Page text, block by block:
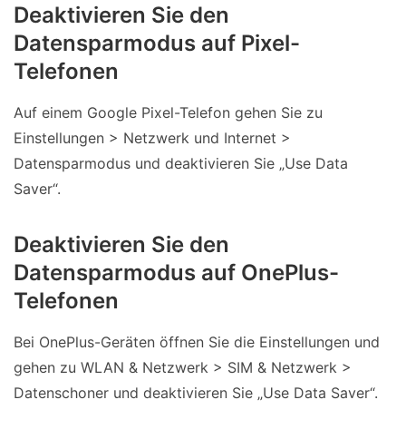
Deaktivieren Sie den
Datensparmodus auf Pixel-
Telefonen
Auf einem Google Pixel-Telefon gehen Sie zu
Einstellungen > Netzwerk und Internet >
Datensparmodus und deaktivieren Sie „Use Data
Saver“.
Deaktivieren Sie den
Datensparmodus auf OnePlus-
Telefonen
Bei OnePlus-Geräten öffnen Sie die Einstellungen und
gehen zu WLAN & Netzwerk > SIM & Netzwerk >
Datenschoner und deaktivieren Sie „Use Data Saver“.